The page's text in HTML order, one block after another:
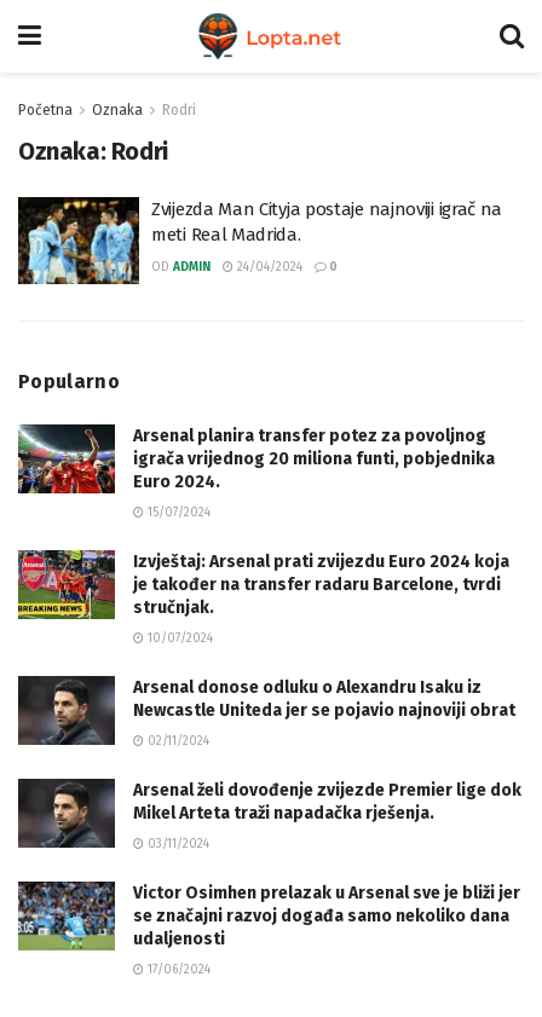
Početna Oznaka Rodri
Oznaka: Rodri
Zvijezda Man Cityja postaje najnoviji igrač na
meti Real Madrida.
OD ADMIN 24/04/2024 0
Popularno
Arsenal planira transfer potez za povoljnog
igrača vrijednog 20 miliona funti, pobjednika
Euro 2024.
15/07/2024
Izvještaj: Arsenal prati zvijezdu Euro 2024 koja
je također na transfer radaru Barcelone, tvrdi
stručnjak.
10/07/2024
Arsenal donose odluku o Alexandru Isaku iz
Newcastle Uniteda jer se pojavio najnoviji obrat
02/11/2024
Arsenal želi dovođenje zvijezde Premier lige dok
Mikel Arteta traži napadačka rješenja.
03/11/2024
Victor Osimhen prelazak u Arsenal sve je bliži jer
se značajni razvoj događa samo nekoliko dana
udaljenosti
17/06/2024